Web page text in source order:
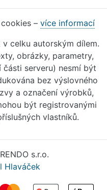
– více informací
celku autorským dílem.
obrázky, parametry,
serveru) nesmí být
bez výslovného
a označení výrobků,
být registrovanými
vlastníků.
s.r.o.
Hlaváček